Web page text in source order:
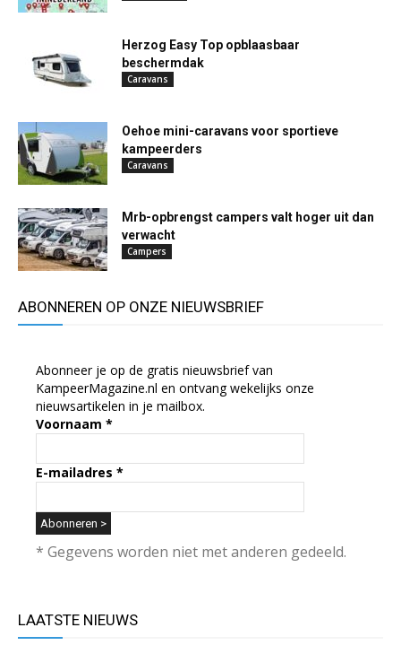
Herzog Easy Top opblaasbaar
beschermdak
Caravans
Oehoe mini-caravans voor sportieve
kampeerders
Caravans
Mrb-opbrengst campers valt hoger uit dan
verwacht
Campers
ABONNEREN OP ONZE NIEUWSBRIEF
Abonneer je op de gratis nieuwsbrief van
KampeerMagazine.nl en ontvang wekelijks onze
nieuwsartikelen in je mailbox.
Voornaam *
E-mailadres *
* Gegevens worden niet met anderen gedeeld.
LAATSTE NIEUWS